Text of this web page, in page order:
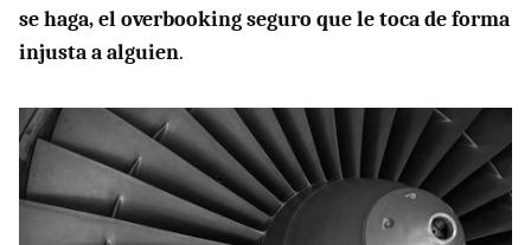
se haga, el overbooking seguro que le toca de forma
injusta a alguien.